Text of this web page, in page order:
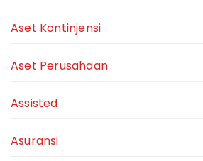
Aset Kontinjensi
Aset Perusahaan
Assisted
Asuransi